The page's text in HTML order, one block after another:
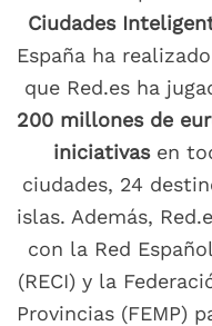
Ciudades
España ha
que Red.es ha
200 millones de
iniciativasen
ciudades, 24
islas. Además,
con la Red
(RECI) y la
Provincias (FEMP)